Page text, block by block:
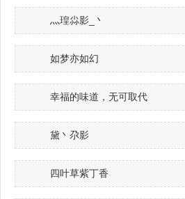
灬瑝尛影_丶
如梦亦如幻
幸福的味道，无可取代
黛丶尕影
四叶草紫丁香